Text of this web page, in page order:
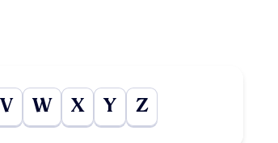
V W X Y Z